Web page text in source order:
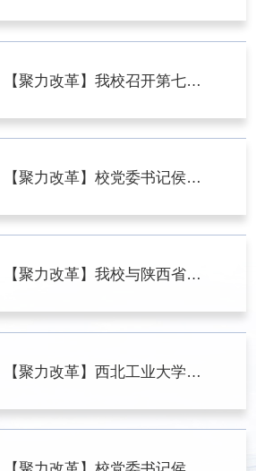
【聚力改革】我校召开第七届教职工代表大会暨第六届工会会员代表大会第三次会议
【聚力改革】校党委书记侯成义带队赴中国科学院西安光学精密机械研究所调研交流
【聚力改革】我校与陕西省人民医院签署合作协议
【聚力改革】西北工业大学网络空间安全学院院长王震一行来我校计算机科学与工程学院调研交流